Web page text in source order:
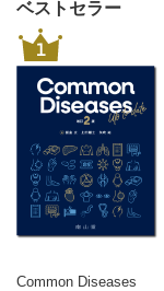
ベストセラー
1
Common Diseases